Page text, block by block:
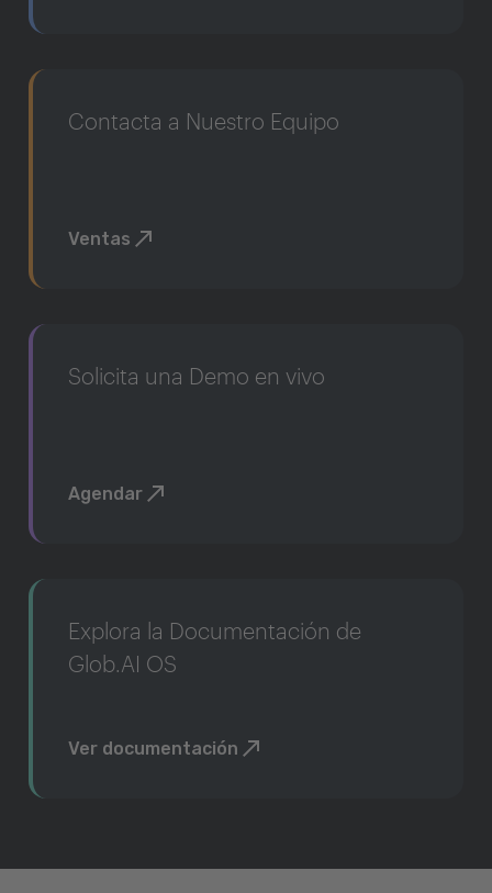
Contacta a Nuestro Equipo
Ventas
Solicita una Demo en vivo
Agendar
Explora la Documentación de
Glob.AI OS
Ver documentación